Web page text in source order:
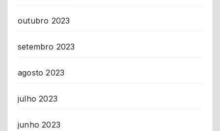
outubro 2023
setembro 2023
agosto 2023
julho 2023
junho 2023